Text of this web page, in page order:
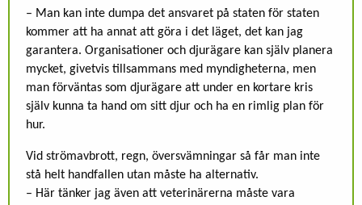
– Man kan inte dumpa det ansvaret på staten för staten
kommer att ha annat att göra i det läget, det kan jag
garantera. Organisationer och djurägare kan själv planera
mycket, givetvis tillsammans med myndigheterna, men
man förväntas som djurägare att under en kortare kris
själv kunna ta hand om sitt djur och ha en rimlig plan för
hur.
Vid strömavbrott, regn, översvämningar så får man inte
stå helt handfallen utan måste ha alternativ.
– Här tänker jag även att veterinärerna måste vara